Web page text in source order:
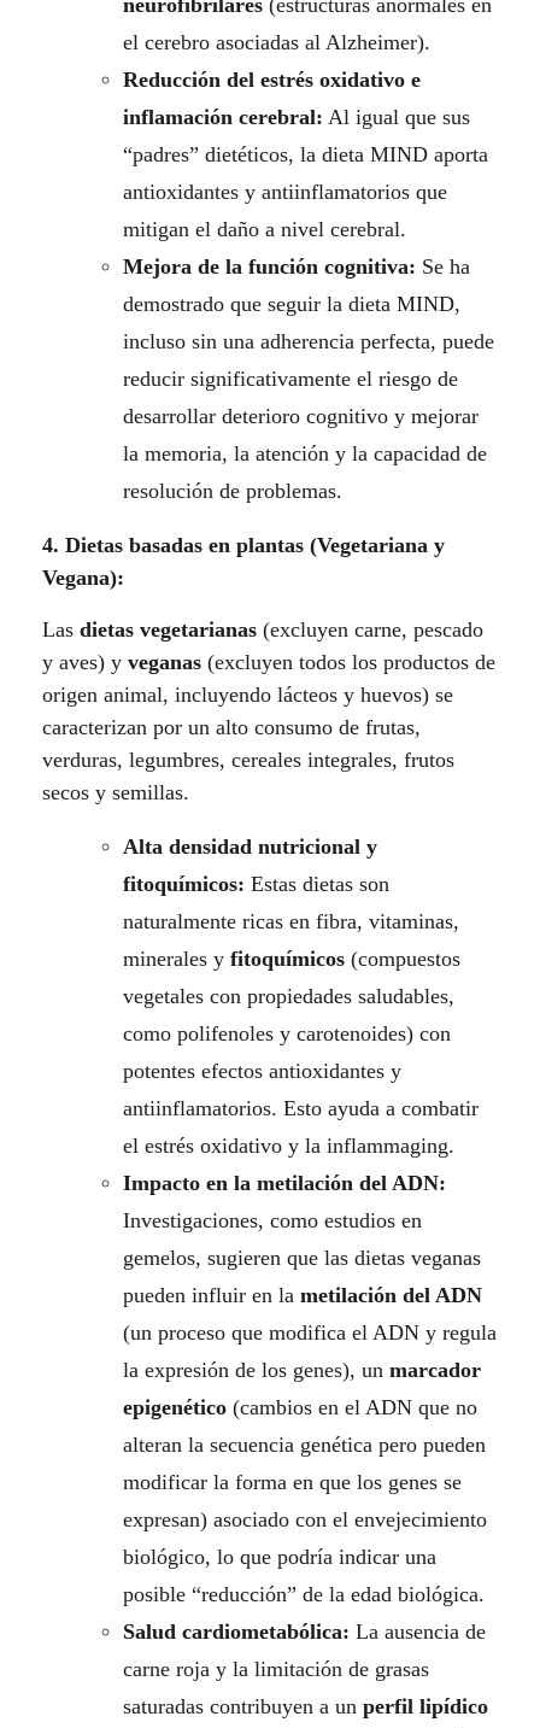
el cerebro asociadas al Alzheimer).
Reducción del estrés oxidativo e
inflamación cerebral: Al igual que sus
“padres” dietéticos, la dieta MIND aporta
antioxidantes y antiinflamatorios que
mitigan el daño a nivel cerebral.
Mejora de la función cognitiva: Se ha
demostrado que seguir la dieta MIND,
incluso sin una adherencia perfecta, puede
reducir significativamente el riesgo de
desarrollar deterioro cognitivo y mejorar
la memoria, la atención y la capacidad de
resolución de problemas.
4. Dietas basadas en plantas (Vegetariana y
Vegana):
Las dietas vegetarianas (excluyen carne, pescado
y aves) y veganas (excluyen todos los productos de
origen animal, incluyendo lácteos y huevos) se
caracterizan por un alto consumo de frutas,
verduras, legumbres, cereales integrales, frutos
secos y semillas.
Alta densidad nutricional y
fitoquímicos: Estas dietas son
naturalmente ricas en fibra, vitaminas,
minerales yfitoquímicos (compuestos
vegetales con propiedades saludables,
como polifenoles y carotenoides) con
potentes efectos antioxidantes y
antiinflamatorios. Esto ayuda a combatir
el estrés oxidativo y la inflammaging.
Impacto en la metilación del ADN:
Investigaciones, como estudios en
gemelos, sugieren que las dietas veganas
pueden influir en lametilación del ADN
(un proceso que modifica el ADN y regula
la expresión de los genes), unmarcador
epigenético (cambios en el ADN que no
alteran la secuencia genética pero pueden
modificar la forma en que los genes se
expresan) asociado con el envejecimiento
biológico, lo que podría indicar una
posible “reducción” de la edad biológica.
Salud cardiometabólica: La ausencia de
carne roja y la limitación de grasas
saturadas contribuyen a unperfil lipídico